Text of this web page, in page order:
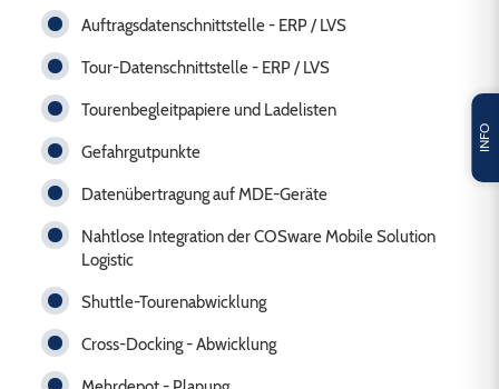
Auftragsdatenschnittstelle - ERP / LVS
Tour-Datenschnittstelle - ERP / LVS
Tourenbegleitpapiere und Ladelisten
Gefahrgutpunkte
Datenübertragung auf MDE-Geräte
Nahtlose Integration der COSware Mobile Solution
Logistic
Shuttle-Tourenabwicklung
Cross-Docking - Abwicklung
INFO